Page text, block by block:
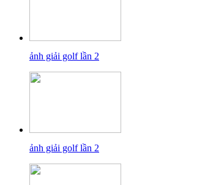
ảnh giải golf lần 2
ảnh giải golf lần 2